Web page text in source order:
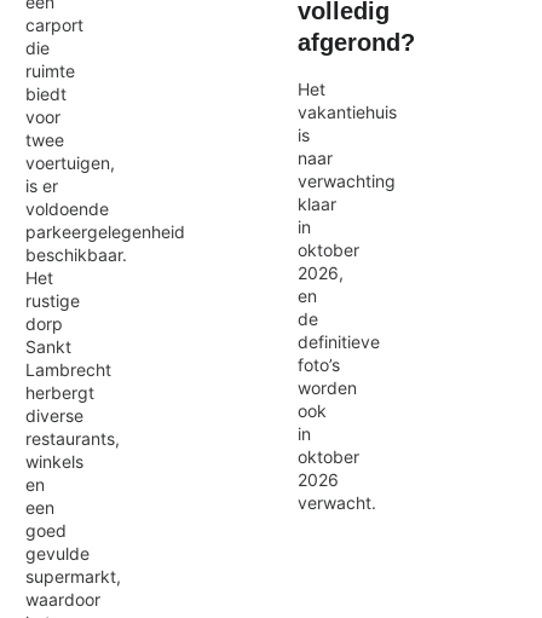
carport
die
ruimte
biedt
voor
twee
voertuigen,
is er
voldoende
parkeergelegenheid
beschikbaar.
Het
rustige
dorp
Sankt
Lambrecht
herbergt
diverse
restaurants,
winkels
en
een
goed
gevulde
supermarkt,
waardoor
volledig
afgerond?
Het
vakantiehuis
is
naar
verwachting
klaar
in
oktober
2026,
en
de
definitieve
foto’s
worden
ook
in
oktober
2026
verwacht.